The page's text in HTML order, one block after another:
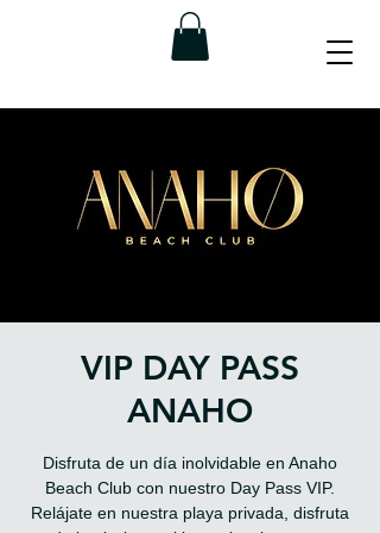
VIP DAY PASS
ANAHO
Disfruta de un día inolvidable en Anaho
Beach Club con nuestro Day Pass VIP.
Relájate en nuestra playa privada, disfruta